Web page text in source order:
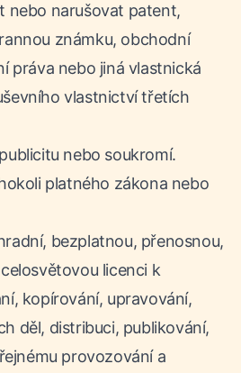
nebo narušovat patent,
známku, obchodní
práva nebo jiná vlastnická
vlastnictví třetích
nebo soukromí.
platného zákona nebo
bezplatnou, přenosnou,
licenci k
kopírování, upravování,
děl, distribuci, publikování,
provozování a